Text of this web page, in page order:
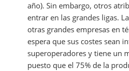
año). Sin embargo, otros
entrar en las grandes ligas.
otras grandes empresas en
espera que sus costes sean
superoperadores y tiene un
puesto que el 75% de la